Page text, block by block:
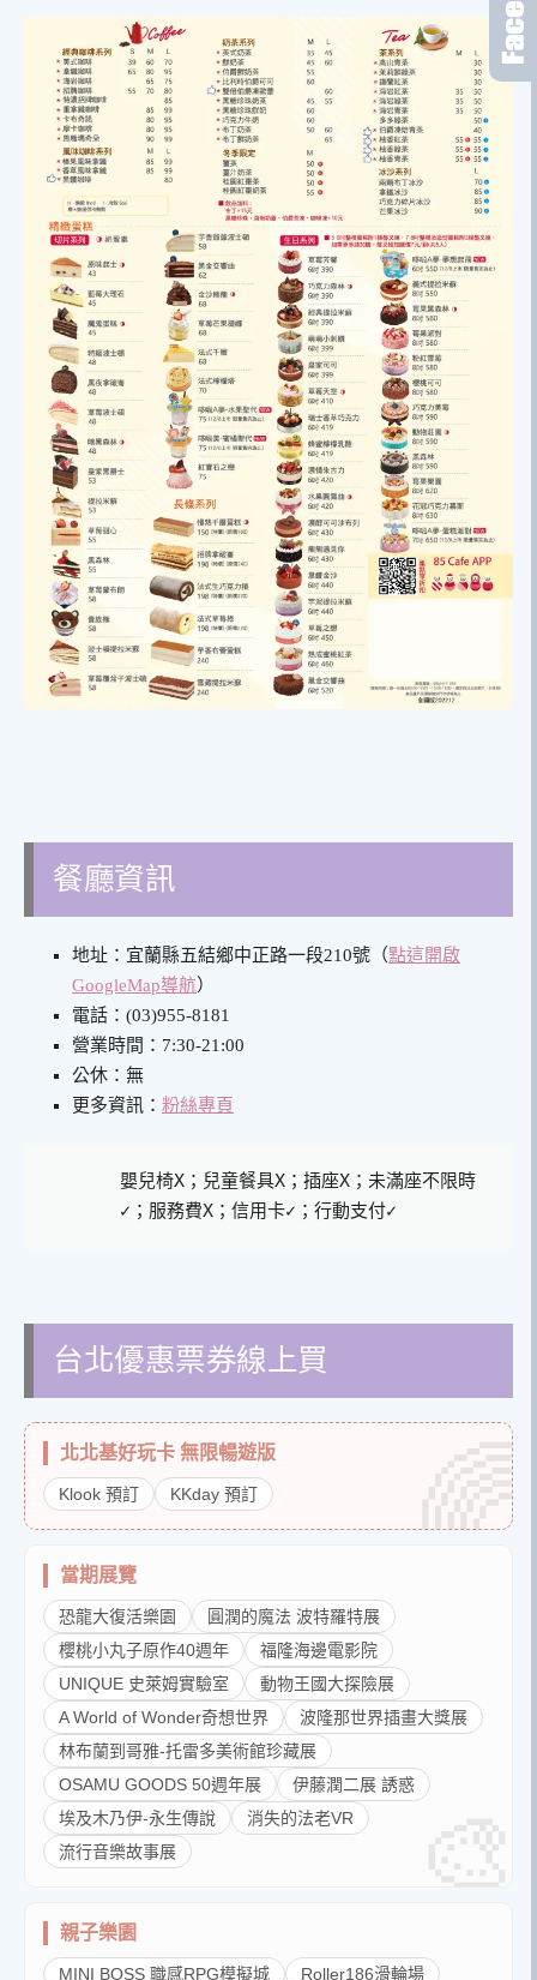
餐廳資訊
地址：宜蘭縣五結鄉中正路一段210號（點這開啟
GoogleMap導航）
電話：(03)955-8181
營業時間：7:30-21:00
公休：無
更多資訊： 粉絲專頁
嬰兒椅X；兒童餐具X；插座X；未滿座不限時
✓；服務費X；信用卡✓；行動支付✓
台北優惠票券線上買
北北基好玩卡 無限暢遊版
Klook 預訂 KKday 預訂
當期展覽
恐龍大復活樂園
圓潤的魔法 波特羅特展
櫻桃小丸子原作40週年
福隆海邊電影院
UNIQUE 史萊姆實驗室
動物王國大探險展
A World of Wonder奇想世界
波隆那世界插畫大獎展
林布蘭到哥雅-托雷多美術館珍藏展
OSAMU GOODS 50週年展
伊藤潤二展 誘惑
埃及木乃伊-永生傳說
消失的法老VR
流行音樂故事展
親子樂園
MINI BOSS 職感RPG模擬城
Roller186滑輪場